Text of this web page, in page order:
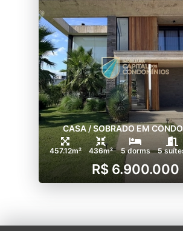
CASA / SOBRADO EM
457.12m² 436m² 5 dorms 5
R$ 6.900.000